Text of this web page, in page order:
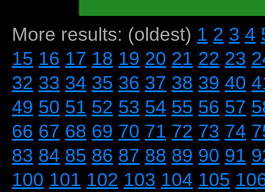
More results: (oldest) 1 2 3 4
15 16 17 18 19 20 21 22 23
32 33 34 35 36 37 38 39 40
49 50 51 52 53 54 55 56 57
66 67 68 69 70 71 72 73 74
83 84 85 86 87 88 89 90 91
100 101 102 103 104 105